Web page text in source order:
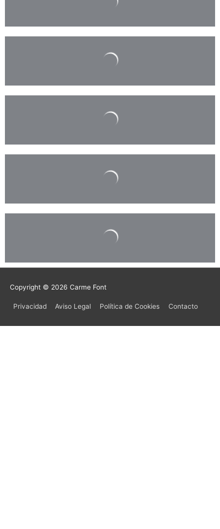
Copyright © 2026 Carme Font
Privacidad Aviso Legal Política de Cookies Contacto